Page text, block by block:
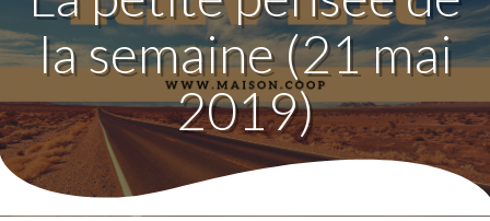
la semaine (21 mai
2019)